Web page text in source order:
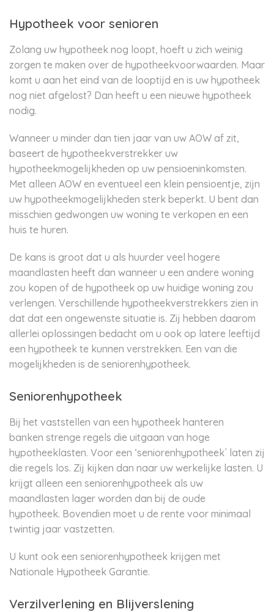
Hypotheek voor senioren
Zolang uw hypotheek nog loopt, hoeft u zich weinig
zorgen te maken over de hypotheekvoorwaarden. Maar
komt u aan het eind van de looptijd en is uw hypotheek
nog niet afgelost? Dan heeft u een nieuwe hypotheek
nodig.
Wanneer u minder dan tien jaar van uw AOW af zit,
baseert de hypotheekverstrekker uw
hypotheekmogelijkheden op uw pensioeninkomsten.
Met alleen AOW en eventueel een klein pensioentje, zijn
uw hypotheekmogelijkheden sterk beperkt. U bent dan
misschien gedwongen uw woning te verkopen en een
huis te huren.
De kans is groot dat u als huurder veel hogere
maandlasten heeft dan wanneer u een andere woning
zou kopen of de hypotheek op uw huidige woning zou
verlengen. Verschillende hypotheekverstrekkers zien in
dat dat een ongewenste situatie is. Zij hebben daarom
allerlei oplossingen bedacht om u ook op latere leeftijd
een hypotheek te kunnen verstrekken. Een van die
mogelijkheden is de seniorenhypotheek.
Seniorenhypotheek
Bij het vaststellen van een hypotheek hanteren
banken strenge regels die uitgaan van hoge
hypotheeklasten. Voor een ‘seniorenhypotheek´ laten zij
die regels los. Zij kijken dan naar uw werkelijke lasten. U
krijgt alleen een seniorenhypotheek als uw
maandlasten lager worden dan bij de oude
hypotheek. Bovendien moet u de rente voor minimaal
twintig jaar vastzetten.
U kunt ook een seniorenhypotheek krijgen met
Nationale Hypotheek Garantie.
Verzilverlening en Blijverslening